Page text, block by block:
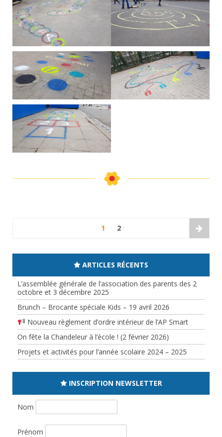
1 2
ARTICLES RÉCENTS
L’assemblée générale de l’association des parents des 2
octobre et 3 décembre 2025
Brunch – Brocante spéciale Kids – 19 avril 2026
Nouveau règlement d’ordre intérieur de l’AP Smart
On fête la Chandeleur à l’école ! (2 février 2026)
Projets et activités pour l’année scolaire 2024 – 2025
INSCRIPTION NEWSLETTER
Nom
Prénom